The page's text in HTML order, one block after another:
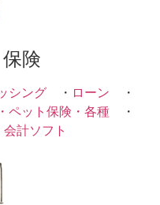
険
シング ・ ローン ・
ペット保険・各種 ・
会計ソフト